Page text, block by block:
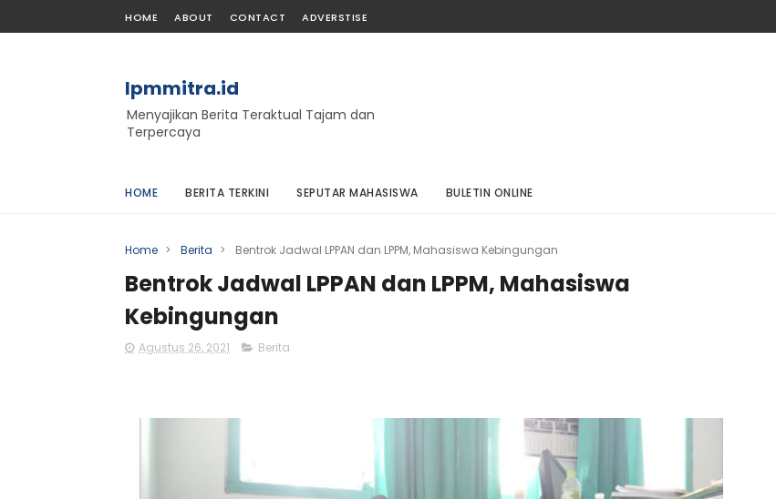
HOME ABOUT CONTACT ADVERSTISE
lpmmitra.id
Menyajikan Berita Teraktual Tajam dan
Terpercaya
HOME BERITA TERKINI SEPUTAR MAHASISWA BULETIN ONLINE
Home > Berita > Bentrok Jadwal LPPAN dan LPPM, Mahasiswa Kebingungan
Bentrok Jadwal LPPAN dan LPPM, Mahasiswa
Kebingungan
Agustus 26, 2021 Berita